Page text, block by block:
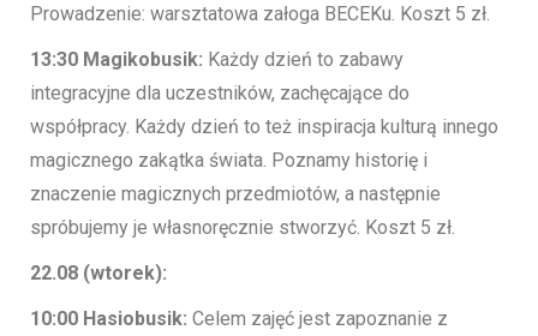
Prowadzenie: warsztatowa załoga BECEKu. Koszt 5 zł.
13:30 Magikobusik: Każdy dzień to zabawy
integracyjne dla uczestników, zachęcające do
współpracy. Każdy dzień to też inspiracja kulturą innego
magicznego zakątka świata. Poznamy historię i
znaczenie magicznych przedmiotów, a następnie
spróbujemy je własnoręcznie stworzyć. Koszt 5 zł.
22.08 (wtorek):
10:00 Hasiobusik: Celem zajęć jest zapoznanie z